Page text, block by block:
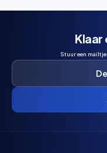
Stuur een